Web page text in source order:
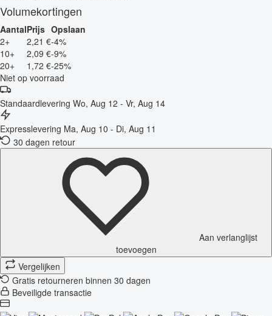
Volumekortingen
AantalPrijs Opslaan
2+
2,21 €-4%
10+
2,09 €-9%
20+
1,72 €-25%
Niet op voorraad
Standaardlevering Wo, Aug 12 - Vr, Aug 14
Expresslevering Ma, Aug 10 - Di, Aug 11
30 dagen retour
Aan verlanglijst
toevoegen
Vergelijken
Gratis retourneren binnen 30 dagen
Beveiligde transactie